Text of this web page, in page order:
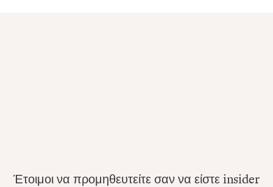
Έτοιμοι να προμηθευτείτε σαν να είστε insider